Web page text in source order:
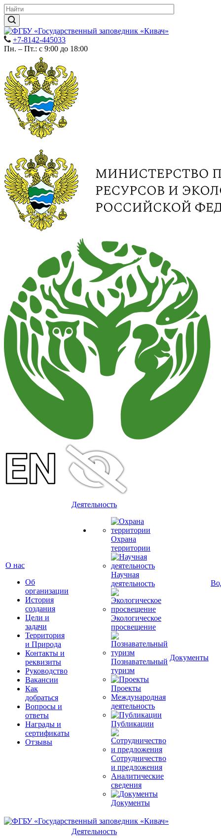
+7-8142-445033
Пн. – Пт.: с 9:00 до 18:00
О нас
Об
организации
История
создания
Цели и
задачи
Территория
и Природа
Контакты и
реквизиты
Руководство
Вакансии
Как
добраться
Вопросы и
ответы
Награды и
сертификаты
Отзывы
Деятельность
Охрана
территории
Научная
деятельность
Экологическое
просвещение
Познавательный
туризм
Проекты
Международная
деятельность
Публикации
Сотрудничество
и предложения
Аналитические
сведения
Документы
Документы
Деятельность